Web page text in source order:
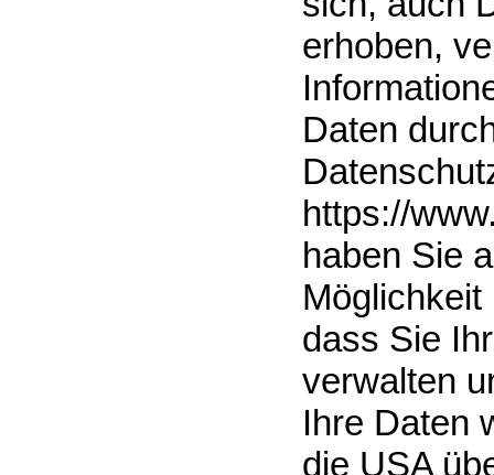
erhoben,
Daten
https://
haben Sie
dass Sie
verwalten
Ihre Daten
die USA